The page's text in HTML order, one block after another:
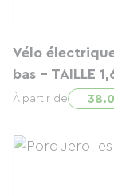
Vélo
bas - TAILLE
À partir de